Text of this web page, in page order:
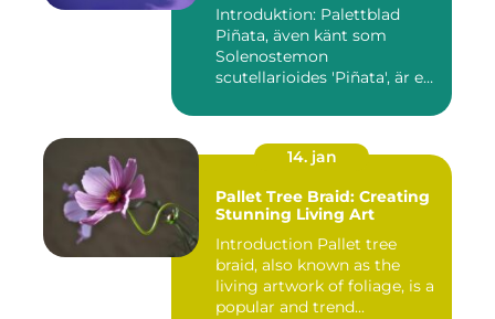
Introduktion: Palettblad
Piñata, även känt som
Solenostemon
scutellarioides 'Piñata', är en
14. jan
Pallet Tree Braid: Creating
Stunning Living Art
Introduction Pallet tree
braid, also known as the
living artwork of foliage, is a
popular and trend...